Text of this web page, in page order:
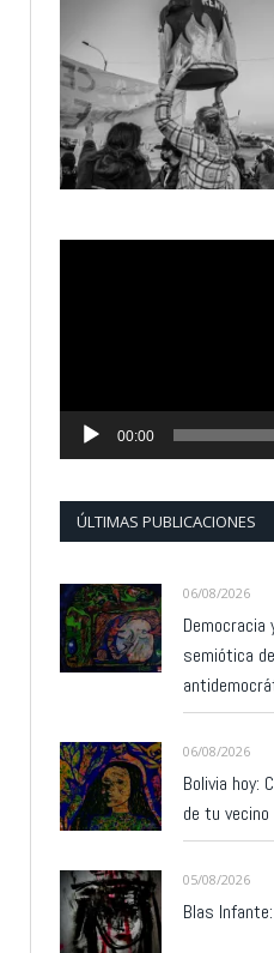
00:00
ÚLTIMAS PUBLICACIONES
06/08/2026
Democracia
semiótica
06/08/2026
Bolivia hoy:
de tu
05/08/2026
Blas